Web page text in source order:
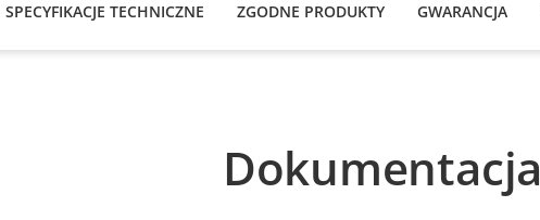
SPECYFIKACJE TECHNICZNE ZGODNE PRODUKTY GWARANCJA
Dokumentacja